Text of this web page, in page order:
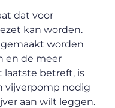
dat voor
kan worden.
worden
en de meer
laatste betreft, is
vijverpomp nodig
aan wilt leggen.